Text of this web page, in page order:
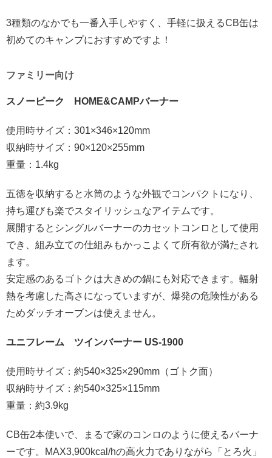
3種類のなかでも一番入手しやすく、手軽に扱えるCB缶は
初めてのキャンプにおすすめですよ！
ファミリー向け
スノーピーク HOME&CAMPバーナー
使用時サイズ：301×346×120mm
収納時サイズ：90×120×255mm
重量：1.4kg
五徳を収納すると水筒のような外観でコンパクトになり、
持ち運びも楽でスタイリッシュなアイテムです。
展開するとシングルバーナーのカセットコンロとして使用
でき、組み立ての仕組みもかっこよくて所有欲が満たされ
ます。
安定感のあるゴトクは大きめの鍋にも対応できます。輻射
熱を考慮した高さになっていますが、爆発の危険性がある
ためダッチオーブンは使えません。
ユニフレーム ツインバーナー US-1900
使用時サイズ：約540×325×290mm（ゴトク面）
収納時サイズ：約540×325×115mm
重量：約3.9kg
CB缶2本使いで、まるで家のコンロのように使えるバーナ
ーです。MAX3,900kcal/hの高火力でありながら「とろ火」